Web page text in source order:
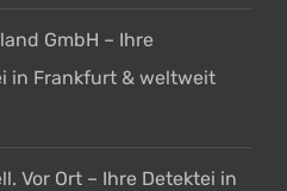
GmbH – Ihre
in Frankfurt & weltweit
Vor Ort – Ihre Detektei in